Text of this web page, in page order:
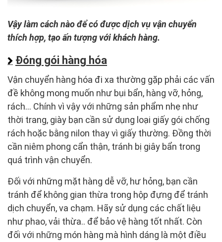
Vậy làm cách nào để có được dịch vụ vận chuyển
thích hợp, tạo ấn tượng với khách hàng.
Đóng gói hàng hóa
Vận chuyển hàng hóa đi xa thường gặp phải các vấn
đề không mong muốn như bụi bẩn, hàng vỡ, hỏng,
rách… Chính vì vậy với những sản phẩm nhẹ như
thời trang, giày bạn cần sử dụng loại giấy gói chống
rách hoặc bằng nilon thay vì giấy thường. Đồng thời
cần niêm phong cẩn thận, tránh bị giây bẩn trong
quá trình vận chuyển.
Đối với những mặt hàng dễ vỡ, hư hỏng, bạn cần
tránh để không gian thừa trong hộp đựng để tránh
dịch chuyển, va chạm. Hãy sử dụng các chất liệu
như phao, vải thừa.. để bảo vệ hàng tốt nhất. Còn
đối với những món hàng mà hình dáng là một điều